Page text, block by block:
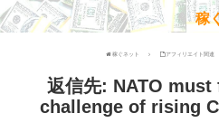
稼
稼ぐネット アフィリエイト関連
返信先: NATO
challenge of rising